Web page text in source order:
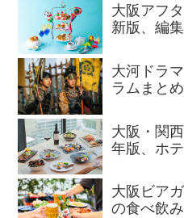
大阪アフ
新版、編
大河ドラ
ラムまと
大阪・関
年版、ホ
大阪ビア
の食べ飲